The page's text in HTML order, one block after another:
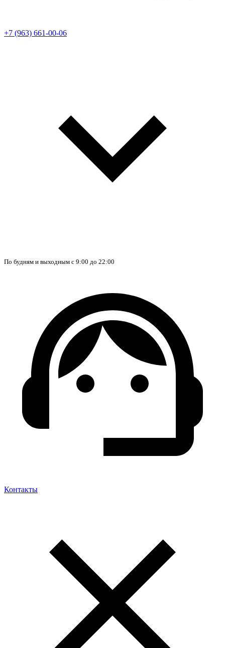
+7 (963) 661-00-06
По будням и выходным с 9:00 до 22:00
Контакты